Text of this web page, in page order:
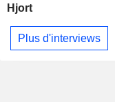
Hjort
Plus d'interviews